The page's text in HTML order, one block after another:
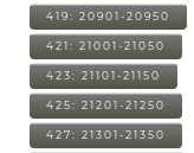
419: 20901-20950
421: 21001-21050
423: 21101-21150
425: 21201-21250
427: 21301-21350